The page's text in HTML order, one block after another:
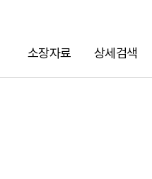
소장자료 상세검색